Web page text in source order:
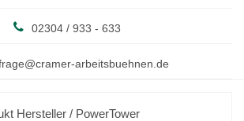
02304 / 933 - 633
arbeitsbuehnen.de
Hersteller / PowerTower